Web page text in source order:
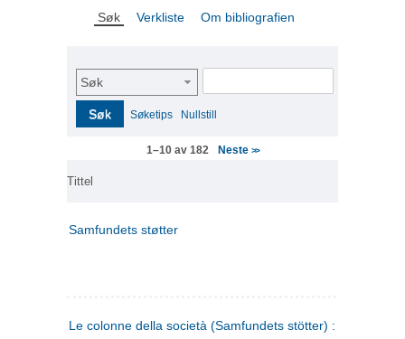
Søk Verkliste Om bibliografien
Søk
Søk Søketips Nullstill
1–10 av 182 Neste >>
Tittel
Samfundets støtter
Le colonne della società (Samfundets stötter) : commedia